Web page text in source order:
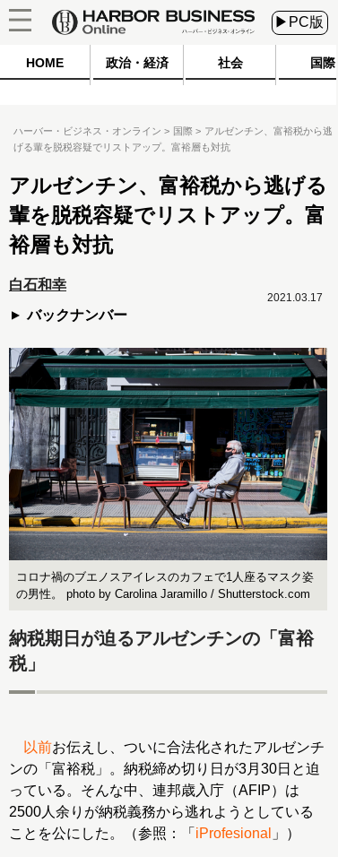
▶PC版
HOME 政治・経済 社会 国際
ハーバー・ビジネス・オンライン 国際
アルゼンチン、富裕税から逃
げる輩を脱税容疑でリストアップ。富裕層も対抗
アルゼンチン、富裕税から逃げる
輩を脱税容疑でリストアップ。富
裕層も対抗
白石和幸
バックナンバー
2021.03.17
コロナ禍のブエノスアイレスのカフェで1人座るマスク姿
の男性。 photo by Carolina Jaramillo / Shutterstock.com
納税期日が迫るアルゼンチンの「富裕
税」
以前お伝えし、ついに合法化されたアルゼンチ
ンの「富裕税」。納税締め切り日が3月30日と迫
っている。そんな中、連邦歳入庁（AFIP）は
2500人余りが納税義務から逃れようとしている
ことを公にした。（参照：「 iProfesional 」）